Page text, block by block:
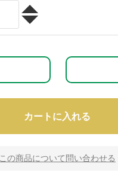
カートに入れる
この商品について問い合わせる